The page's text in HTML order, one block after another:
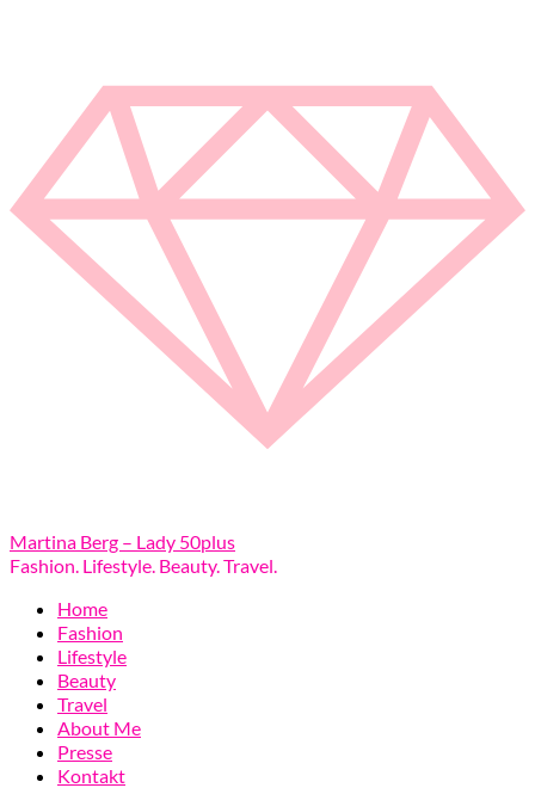
Martina Berg – Lady 50plus
Fashion. Lifestyle. Beauty. Travel.
Home
Fashion
Lifestyle
Beauty
Travel
About Me
Presse
Kontakt